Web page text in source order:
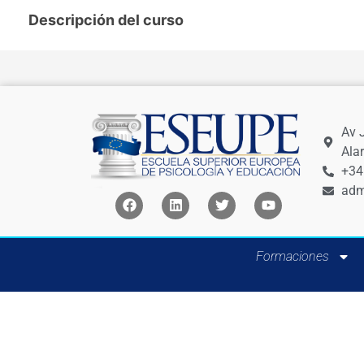
Descripción del curso
Av
Formaciones